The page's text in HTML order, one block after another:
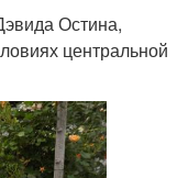
Садовые розы
Остина,
центральной